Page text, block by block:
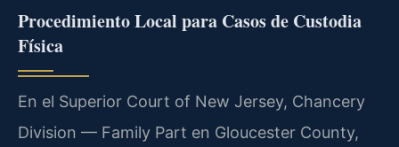
Procedimiento Local para Casos de Custodia
Física
En el Superior Court of New Jersey, Chancery
Division — Family Part en Gloucester County,